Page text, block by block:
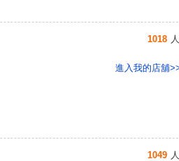
進入我的店舖
1018 人
1049 人